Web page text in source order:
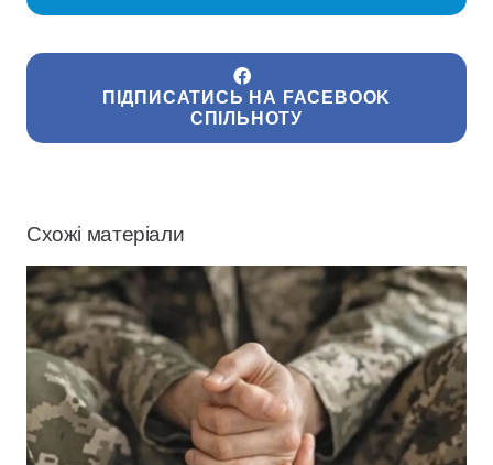
ПІДПИСАТИСЬ НА FACEBOOK
СПІЛЬНОТУ
Схожі матеріали